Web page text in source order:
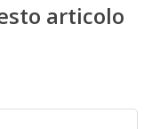
articolo